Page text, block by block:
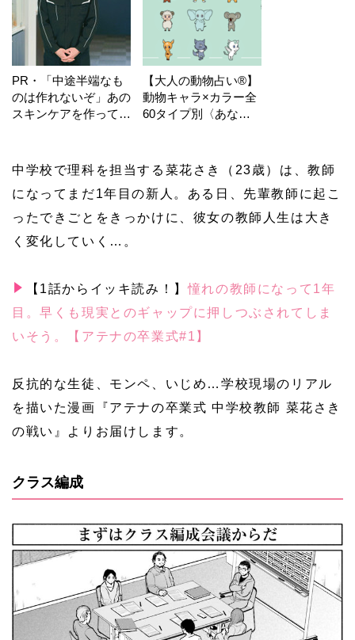
PR・「中途半端なも
のは作れないぞ」あの
スキンケアを作ってい
【大人の動物占い®】
動物キャラ×カラー全
60タイプ別〈あなた
中学校で理科を担当する菜花さき（23歳）は、教師
になってまだ1年目の新人。ある日、先輩教師に起こ
ったできごとをきっかけに、彼女の教師人生は大き
く変化していく…。
【1話からイッキ読み！】憧れの教師になって1年
目。早くも現実とのギャップに押しつぶされてしま
いそう。【アテナの卒業式#1】
反抗的な生徒、モンペ、いじめ…学校現場のリアル
を描いた漫画『アテナの卒業式 中学校教師 菜花さき
の戦い』よりお届けします。
クラス編成